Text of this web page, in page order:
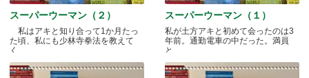
スーパーウーマン（２）
私はアキと知り合って1か月たっ
た頃、私にも少林寺拳法を教えて
く.....
スーパーウーマン（１）
私が土方アキと初めて会ったのは3
年前。通勤電車の中だった。満員
と.....